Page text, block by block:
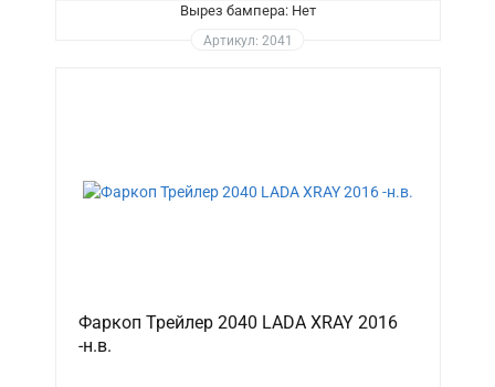
Вырез бампера: Нет
Артикул: 2041
Фаркоп Трейлер 2040 LADA XRAY 2016
-н.в.